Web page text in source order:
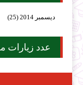
عدد زيارات